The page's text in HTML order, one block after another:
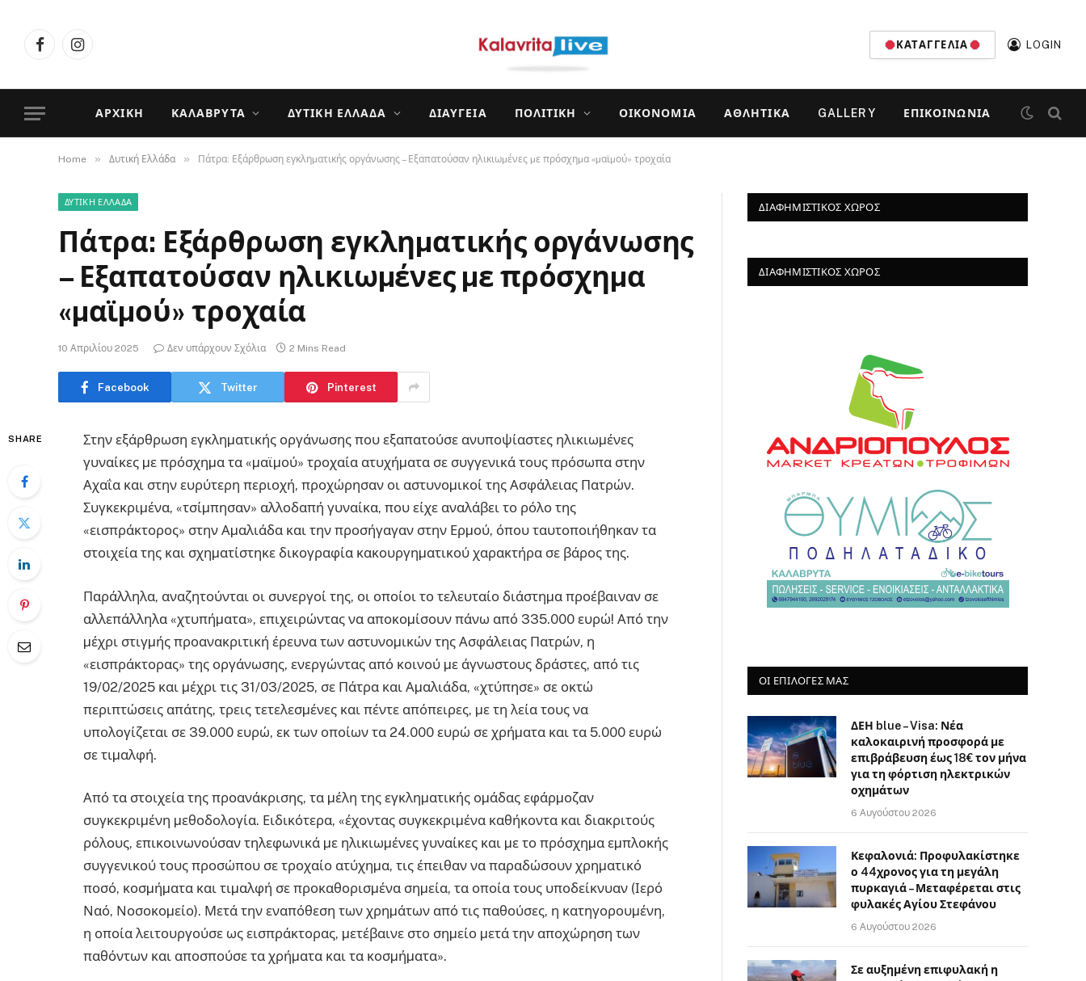
FacebookInstagram
ΚΑΤΑΓΓΕΛΊΑ LOGIN
ΑΡΧΙΚΉ ΚΑΛΆΒΡΥΤΑ ΔΥΤΙΚΉ ΕΛΛΆΔΑ ΔΙΑΎΓΕΙΑ ΠΟΛΙΤΙΚΉ ΟΙΚΟΝΟΜΊΑ ΑΘΛΗΤΙΚΆ GALLERY ΕΠΙΚΟΙΝΩΝΊΑ
Home » Δυτική Ελλάδα » Πάτρα: Εξάρθρωση εγκληµατικής οργάνωσης – Εξαπατούσαν ηλικιωµένες µε πρόσχηµα «µαϊµού» τροχαία
ΔΥΤΙΚΉ ΕΛΛΆΔΑ
Πάτρα: Εξάρθρωση εγκληµατικής οργάνωσης
– Εξαπατούσαν ηλικιωµένες µε πρόσχηµα
«µαϊµού» τροχαία
10 Απριλίου 2025 Δεν υπάρχουν Σχόλια 2 Mins Read
Facebook Twitter Pinterest
SHARE
Στην εξάρθρωση εγκληµατικής οργάνωσης που εξαπατούσε ανυποψίαστες ηλικιωµένες
γυναίκες µε πρόσχηµα τα «µαϊµού» τροχαία ατυχήµατα σε συγγενικά τους πρόσωπα στην
Αχαΐα και στην ευρύτερη περιοχή, προχώρησαν οι αστυνοµικοί της Ασφάλειας Πατρών.
Συγκεκριµένα, «τσίµπησαν» αλλοδαπή γυναίκα, που είχε αναλάβει το ρόλο της
«εισπράκτορος» στην Αµαλιάδα και την προσήγαγαν στην Ερµού, όπου ταυτοποιήθηκαν τα
στοιχεία της και σχηµατίστηκε δικογραφία κακουργηµατικού χαρακτήρα σε βάρος της.
Παράλληλα, αναζητούνται οι συνεργοί της, οι οποίοι το τελευταίο διάστηµα προέβαιναν σε
αλλεπάλληλα «χτυπήµατα», επιχειρώντας να αποκοµίσουν πάνω από 335.000 ευρώ! Από την
µέχρι στιγµής προανακριτική έρευνα των αστυνοµικών της Ασφάλειας Πατρών, η
«εισπράκτορας» της οργάνωσης, ενεργώντας από κοινού µε άγνωστους δράστες, από τις
19/02/2025 και µέχρι τις 31/03/2025, σε Πάτρα και Αµαλιάδα, «χτύπησε» σε οκτώ
περιπτώσεις απάτης, τρεις τετελεσµένες και πέντε απόπειρες, µε τη λεία τους να
υπολογίζεται σε 39.000 ευρώ, εκ των οποίων τα 24.000 ευρώ σε χρήµατα και τα 5.000 ευρώ
σε τιµαλφή.
Από τα στοιχεία της προανάκρισης, τα µέλη της εγκληµατικής οµάδας εφάρµοζαν
συγκεκριµένη µεθοδολογία. Ειδικότερα, «έχοντας συγκεκριµένα καθήκοντα και διακριτούς
ρόλους, επικοινωνούσαν τηλεφωνικά µε ηλικιωµένες γυναίκες και µε το πρόσχηµα εµπλοκής
συγγενικού τους προσώπου σε τροχαίο ατύχηµα, τις έπειθαν να παραδώσουν χρηµατικό
ποσό, κοσµήµατα και τιµαλφή σε προκαθορισµένα σηµεία, τα οποία τους υποδείκνυαν (Ιερό
Ναό, Νοσοκοµείο). Μετά την εναπόθεση των χρηµάτων από τις παθούσες, η κατηγορουµένη,
η οποία λειτουργούσε ως εισπράκτορας, µετέβαινε στο σηµείο µετά την αποχώρηση των
παθόντων και αποσπούσε τα χρήµατα και τα κοσµήµατα».
ΔΙΑΦΗΜΙΣΤΙΚΌΣ ΧΏΡΟΣ
ΔΙΑΦΗΜΙΣΤΙΚΌΣ ΧΏΡΟΣ
ΟΙ ΕΠΙΛΟΓΈΣ ΜΑΣ
ΔΕΗ blue – Visa: Νέα
καλοκαιρινή προσφορά με
επιβράβευση έως 18€ τον μήνα
για τη φόρτιση ηλεκτρικών
οχημάτων
6 Αυγούστου 2026
Κεφαλονιά: Προφυλακίστηκε
ο 44χρονος για τη μεγάλη
πυρκαγιά – Μεταφέρεται στις
φυλακές Αγίου Στεφάνου
6 Αυγούστου 2026
Σε αυξημένη επιφυλακή η